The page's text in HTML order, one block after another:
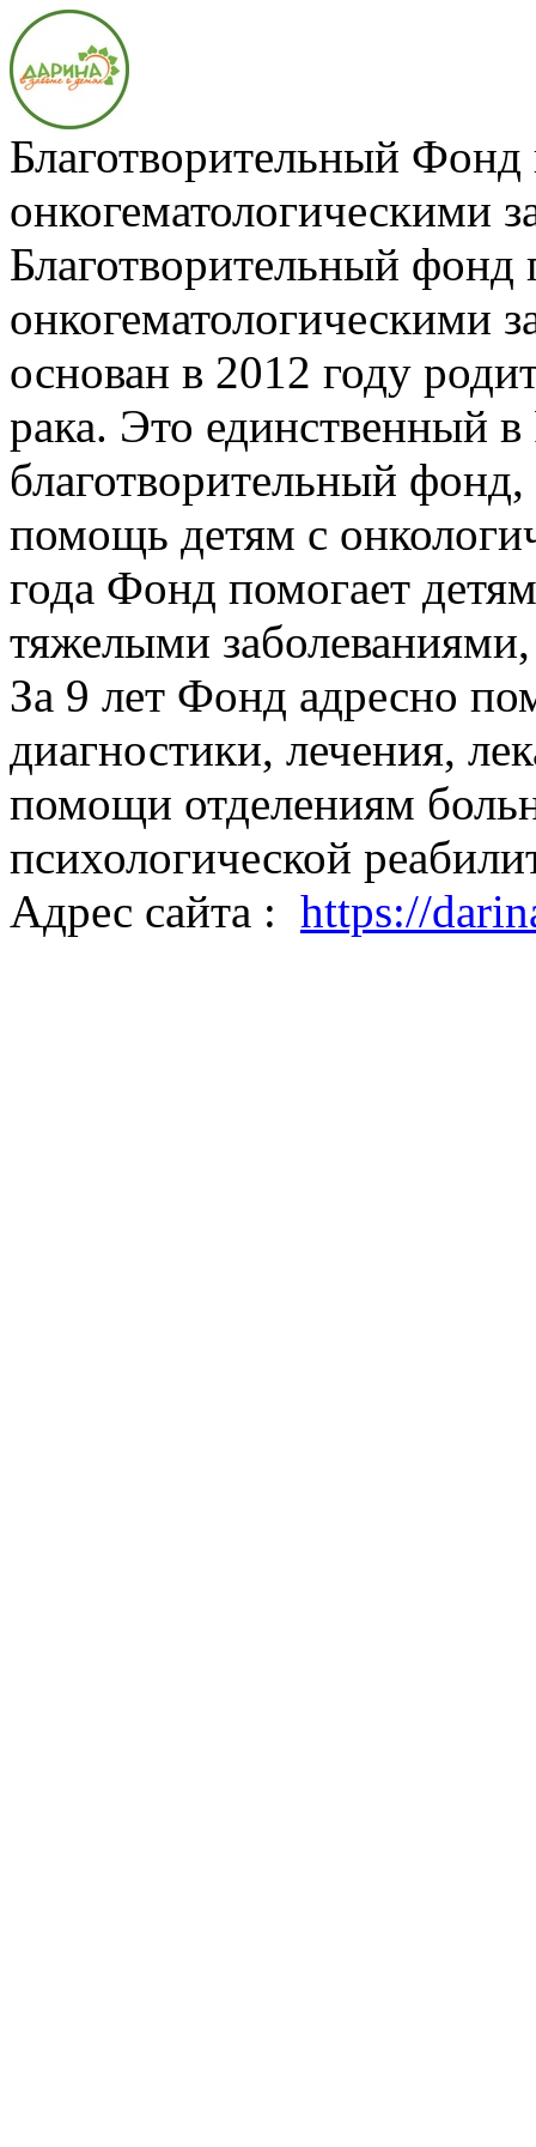
Благотворительный
Благотворительный
основан в 2012 году
рака. Это единственный в
благотворительный
помощь детям с
года Фонд помогает
тяжелыми
За 9 лет Фонд адресно
диагностики, лечения,
помощи отделениям
психологической
Адрес сайта : https://